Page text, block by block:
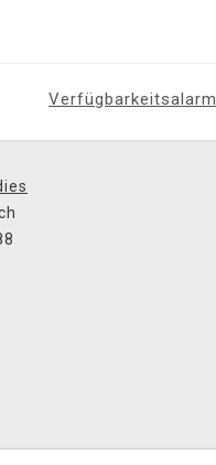
Verfügbarkeitsalarm